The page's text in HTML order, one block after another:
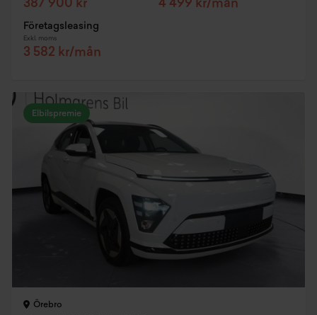
387 900 kr 4 499 kr/mån
Företagsleasing
Exkl. moms
3 582 kr/mån
Elbilspremie
Örebro